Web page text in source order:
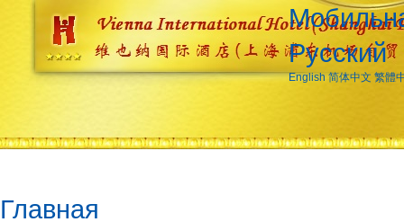
Русский
English 简体中文 繁體
Главная